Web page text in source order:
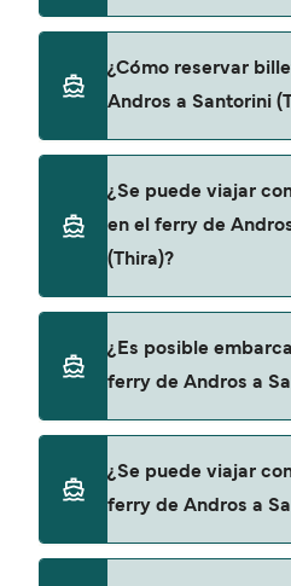
(Thira) es de 93€. El
de Andros a Santorini
¿Cómo reservar
Andros a Santorini
online. Además, también
nuestra página de
últimas promociones y
¿Se puede viajar
en el ferry de
(Thira)?
a Santorini (Thira) con:
¿Es posible
ferry de Andros a
Santorini (Thira) con
¿Se puede viajar
ferry de Andros a